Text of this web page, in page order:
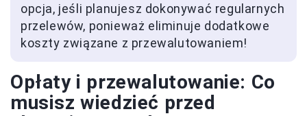
opcja, jeśli planujesz dokonywać regularnych
przelewów, ponieważ eliminuje dodatkowe
koszty związane z przewalutowaniem!
Opłaty i przewalutowanie: Co
musisz wiedzieć przed